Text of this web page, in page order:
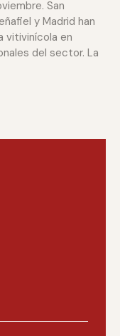
San
y Madrid han
vitivinícola en
del sector. La